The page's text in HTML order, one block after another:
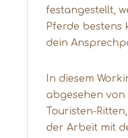
festangestellt,
Pferde bestens
dein
In diesem
abgesehen von
Touristen-
der Arbeit mit